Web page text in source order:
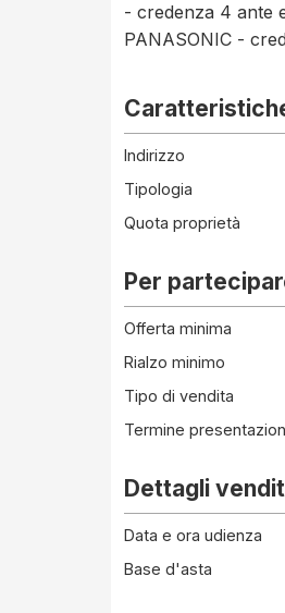
- credenza 4 ante
PANASONIC -
Indirizzo
Tipologia
Quota proprietà
Per
Offerta minima
Rialzo minimo
Tipo di vendita
Termine
Dettagli
Data e ora udienza
Base d'asta